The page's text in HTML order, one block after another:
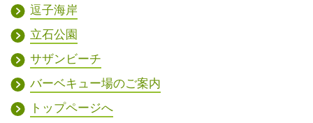
逗子海岸
立石公園
サザンビーチ
バーベキュー場のご案内
トップページへ